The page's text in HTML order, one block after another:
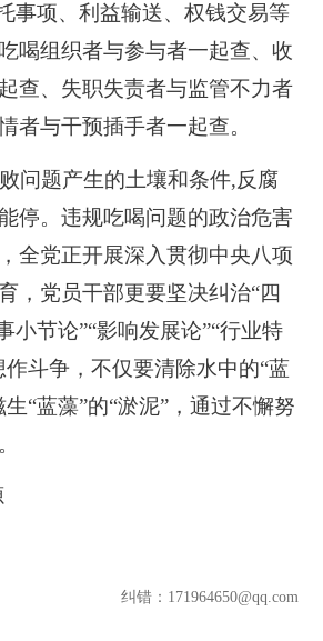
事项、利益输送、权钱交易等
喝组织者与参与者一起查、收
查、失职失责者与监管不力者
者与干预插手者一起查。
问题产生的土壤和条件,反腐
停。违规吃喝问题的政治危害
全党正开展深入贯彻中央八项
，党员干部更要坚决纠治“四
小节论”“影响发展论”“行业特
作斗争，不仅要清除水中的“蓝
“蓝藻”的“淤泥”，通过不懈努
纠错：171964650@qq.com